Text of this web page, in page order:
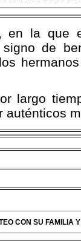
en la que
signo de
largo
auténticos
CON SU FAMILIA